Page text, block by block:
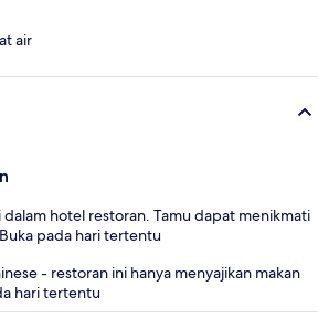
air
dalam hotel restoran. Tamu dapat menikmati
pada hari tertentu
- restoran ini hanya menyajikan makan
hari tertentu